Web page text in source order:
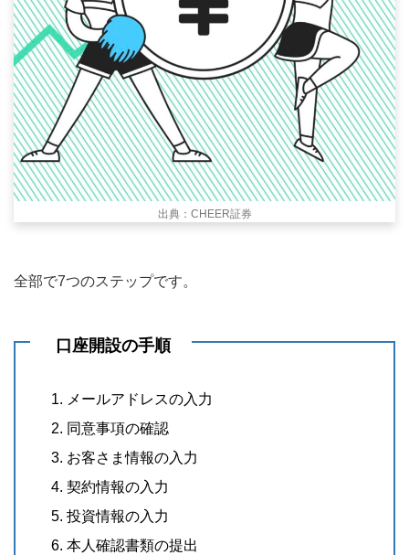
出典：CHEER証券
全部で7つのステップです。
口座開設の手順
メールアドレスの入力
同意事項の確認
お客さま情報の入力
契約情報の入力
投資情報の入力
本人確認書類の提出